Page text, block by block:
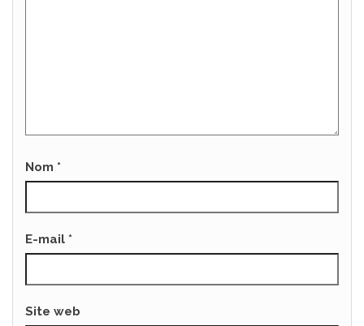
Nom *
E-mail *
Site web